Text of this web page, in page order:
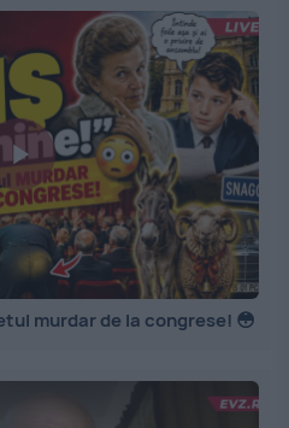
murdar de la congrese! 😳